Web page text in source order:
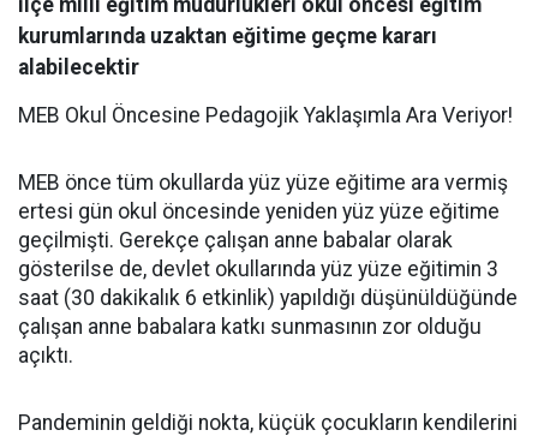
ilçe milli eğitim müdürlükleri okul öncesi eğitim
kurumlarında uzaktan eğitime geçme kararı
alabilecektir
MEB Okul Öncesine Pedagojik Yaklaşımla Ara Veriyor!
MEB önce tüm okullarda yüz yüze eğitime ara vermiş
ertesi gün okul öncesinde yeniden yüz yüze eğitime
geçilmişti. Gerekçe çalışan anne babalar olarak
gösterilse de, devlet okullarında yüz yüze eğitimin 3
saat (30 dakikalık 6 etkinlik) yapıldığı düşünüldüğünde
çalışan anne babalara katkı sunmasının zor olduğu
açıktı.
Pandeminin geldiği nokta, küçük çocukların kendilerini